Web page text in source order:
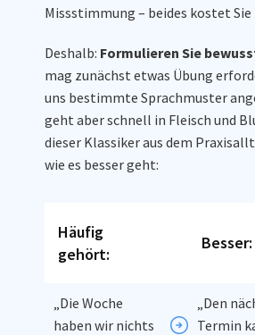
Missstimmung – beides kostet Sie
Deshalb: Formulieren Sie
mag zunächst etwas Übung
uns bestimmte Sprachmuster
geht aber schnell in Fleisch und
dieser Klassiker aus dem
wie es besser geht:
Häufig
gehört:
Besser:
„Die Woche
haben wir nichts
„Den
Termin